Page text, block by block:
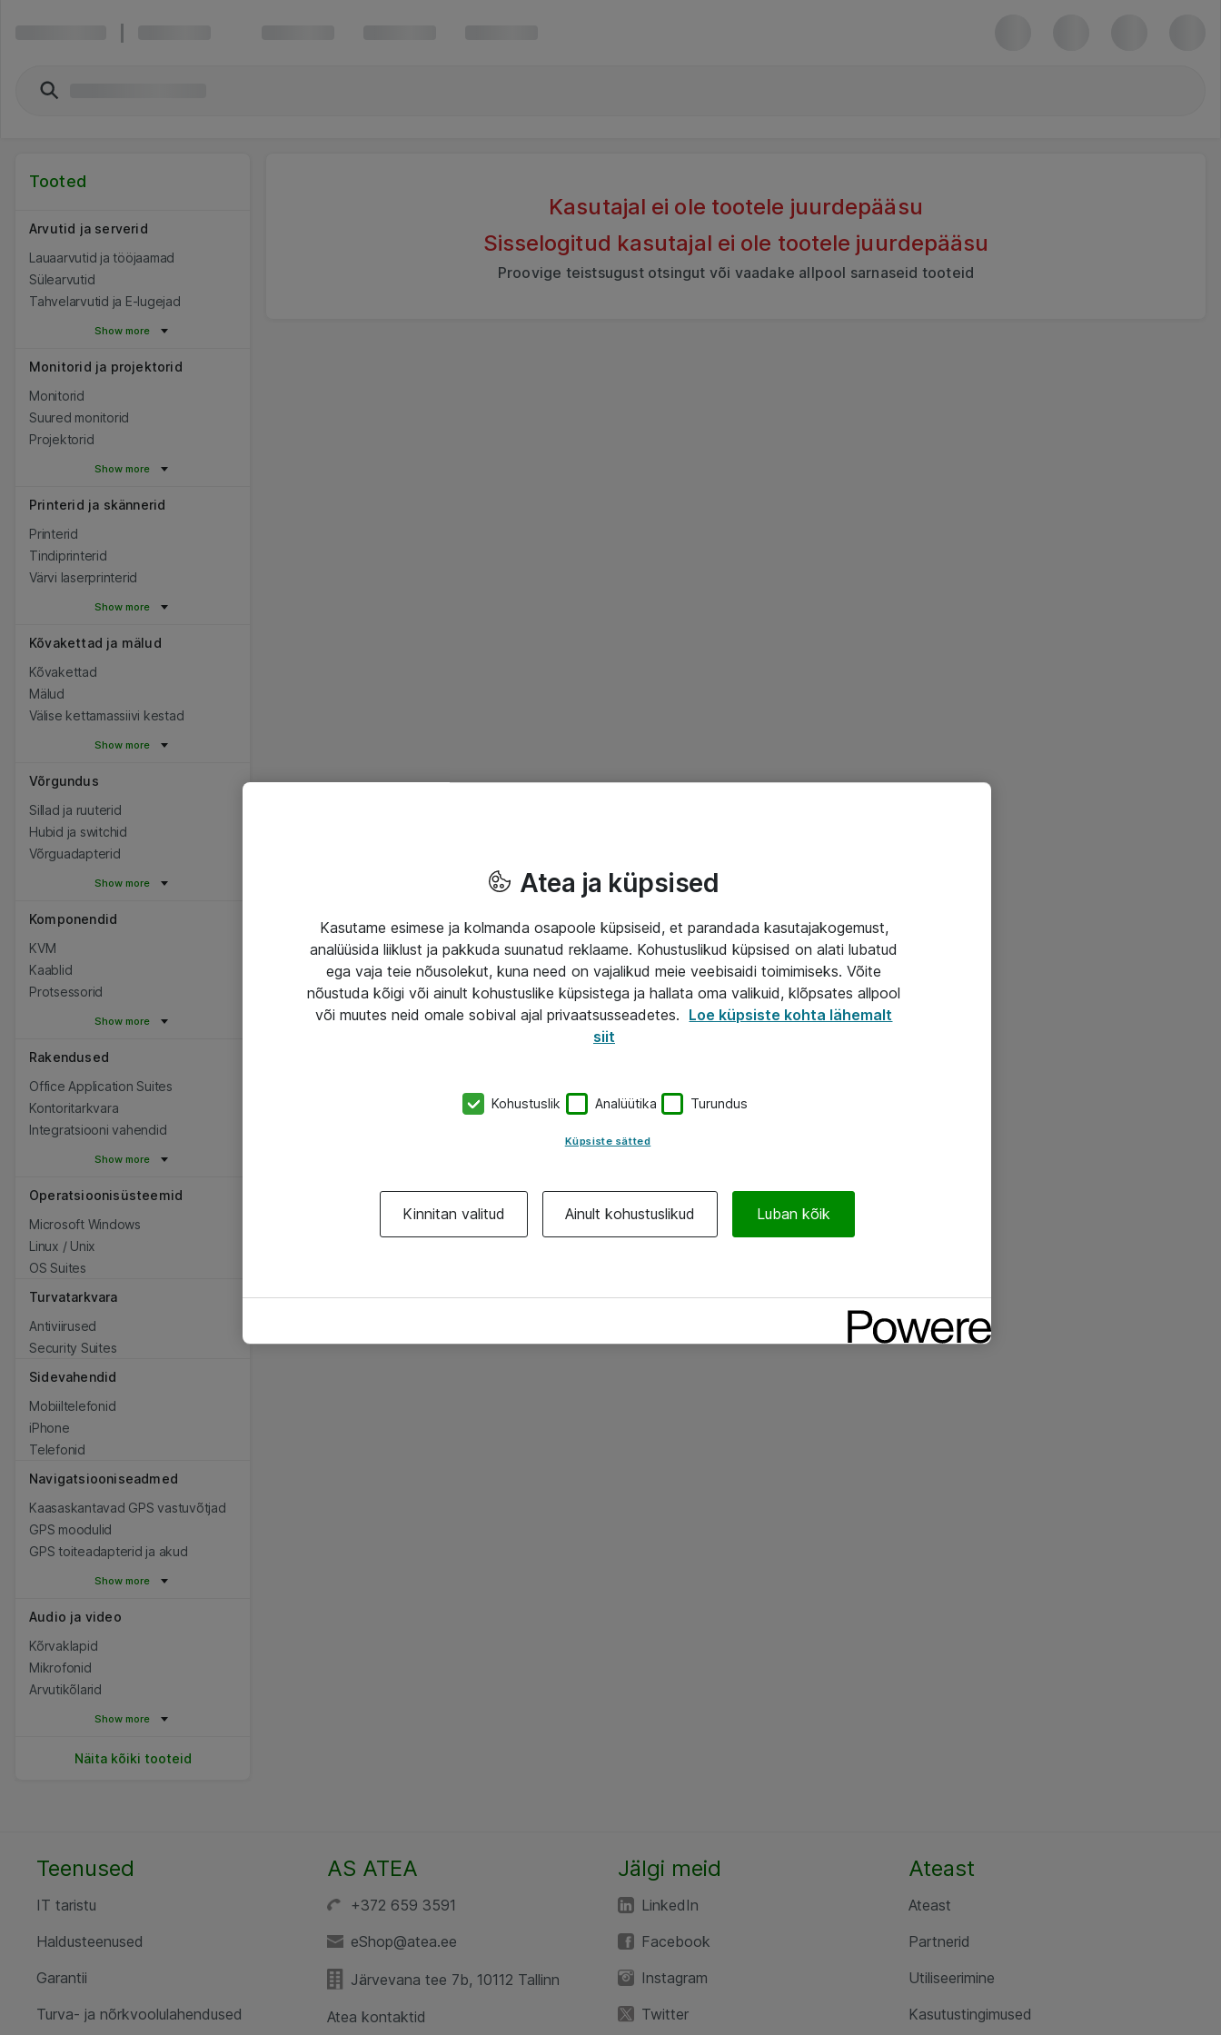
Tooted
Arvutid ja serverid
Lauaarvutid ja tööjaamad
Sülearvutid
Tahvelarvutid ja E-lugejad
Show more
Monitorid ja projektorid
Monitorid
Suured monitorid
Projektorid
Show more
Printerid ja skännerid
Printerid
Tindiprinterid
Värvi laserprinterid
Show more
Kõvakettad ja mälud
Kõvakettad
Mälud
Välise kettamassiivi kestad
Show more
Võrgundus
Sillad ja ruuterid
Hubid ja switchid
Võrguadapterid
Show more
Komponendid
KVM
Kaablid
Protsessorid
Show more
Rakendused
Office Application Suites
Kontoritarkvara
Integratsiooni vahendid
Show more
Operatsioonisüsteemid
Microsoft Windows
Linux / Unix
OS Suites
Turvatarkvara
Antiviirused
Security Suites
Sidevahendid
Mobiiltelefonid
iPhone
Telefonid
Navigatsiooniseadmed
Kaasaskantavad GPS vastuvõtjad
GPS moodulid
GPS toiteadapterid ja akud
Show more
Audio ja video
Kõrvaklapid
Mikrofonid
Arvutikõlarid
Show more
Näita kõiki tooteid
Kasutajal ei ole tootele juurdepääsu
Sisselogitud kasutajal ei ole tootele juurdepääsu
Proovige teistsugust otsingut või vaadake allpool sarnaseid tooteid
Teenused
IT taristu
Haldusteenused
Garantii
Turva- ja nõrkvoolulahendused
AS ATEA
+372 659 3591
eShop@atea.ee
Järvevana tee 7b, 10112 Tallinn
Atea kontaktid
Jälgi meid
LinkedIn
Facebook
Instagram
Twitter
Ateast
Ateast
Partnerid
Utiliseerimine
Kasutustingimused
Atea ja küpsised
Kasutame esimese ja kolmanda osapoole küpsiseid, et parandada kasutajakogemust,
analüüsida liiklust ja pakkuda suunatud reklaame. Kohustuslikud küpsised on alati lubatud
ega vaja teie nõusolekut, kuna need on vajalikud meie veebisaidi toimimiseks. Võite
nõustuda kõigi või ainult kohustuslike küpsistega ja hallata oma valikuid, klõpsates allpool
või muutes neid omale sobival ajal privaatsusseadetes. Loe küpsiste kohta lähemalt
siit
Kohustuslik Analüütika Turundus
Küpsiste sätted
Kinnitan valitud Ainult kohustuslikud Luban kõik